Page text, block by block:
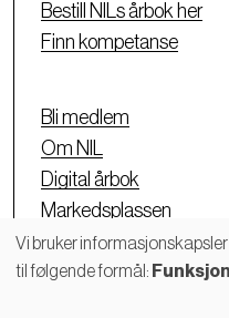
Bestill NILs årbok her
Finn kompetanse
Bli medlem
Om NIL
Digital årbok
Markedsplassen
Personvernerklæring
Bruk
Vi bruker
til følgende formål: